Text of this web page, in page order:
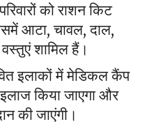
को राशन किट
आटा, चावल, दाल,
शामिल हैं।
इलाकों में मेडिकल कैंप
किया जाएगा और
की जाएंगी।